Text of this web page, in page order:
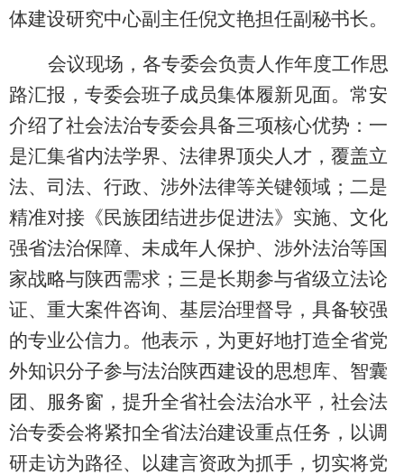
体建设研究中心副主任倪文艳担任副秘书长。
会议现场，各专委会负责人作年度工作思
路汇报，专委会班子成员集体履新见面。常安
介绍了社会法治专委会具备三项核心优势：一
是汇集省内法学界、法律界顶尖人才，覆盖立
法、司法、行政、涉外法律等关键领域；二是
精准对接《民族团结进步促进法》实施、文化
强省法治保障、未成年人保护、涉外法治等国
家战略与陕西需求；三是长期参与省级立法论
证、重大案件咨询、基层治理督导，具备较强
的专业公信力。他表示，为更好地打造全省党
外知识分子参与法治陕西建设的思想库、智囊
团、服务窗，提升全省社会法治水平，社会法
治专委会将紧扣全省法治建设重点任务，以调
研走访为路径、以建言资政为抓手，切实将党